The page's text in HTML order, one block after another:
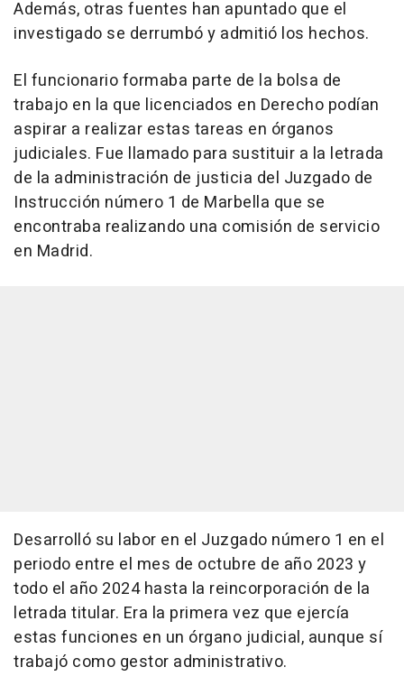
Además, otras fuentes han apuntado que el
investigado se derrumbó y admitió los hechos.
El funcionario formaba parte de la bolsa de
trabajo en la que licenciados en Derecho podían
aspirar a realizar estas tareas en órganos
judiciales. Fue llamado para sustituir a la letrada
de la administración de justicia del Juzgado de
Instrucción número 1 de Marbella que se
encontraba realizando una comisión de servicio
en Madrid.
Desarrolló su labor en el Juzgado número 1 en el
periodo entre el mes de octubre de año 2023 y
todo el año 2024 hasta la reincorporación de la
letrada titular. Era la primera vez que ejercía
estas funciones en un órgano judicial, aunque sí
trabajó como gestor administrativo.